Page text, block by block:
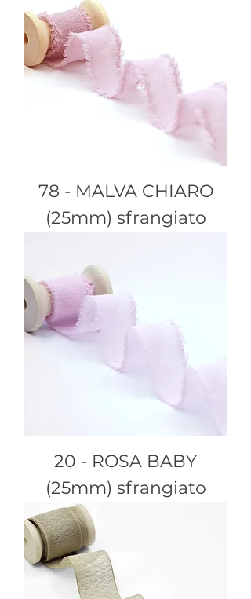
78 - MALVA CHIARO
(25mm) sfrangiato
20 - ROSA BABY
(25mm) sfrangiato